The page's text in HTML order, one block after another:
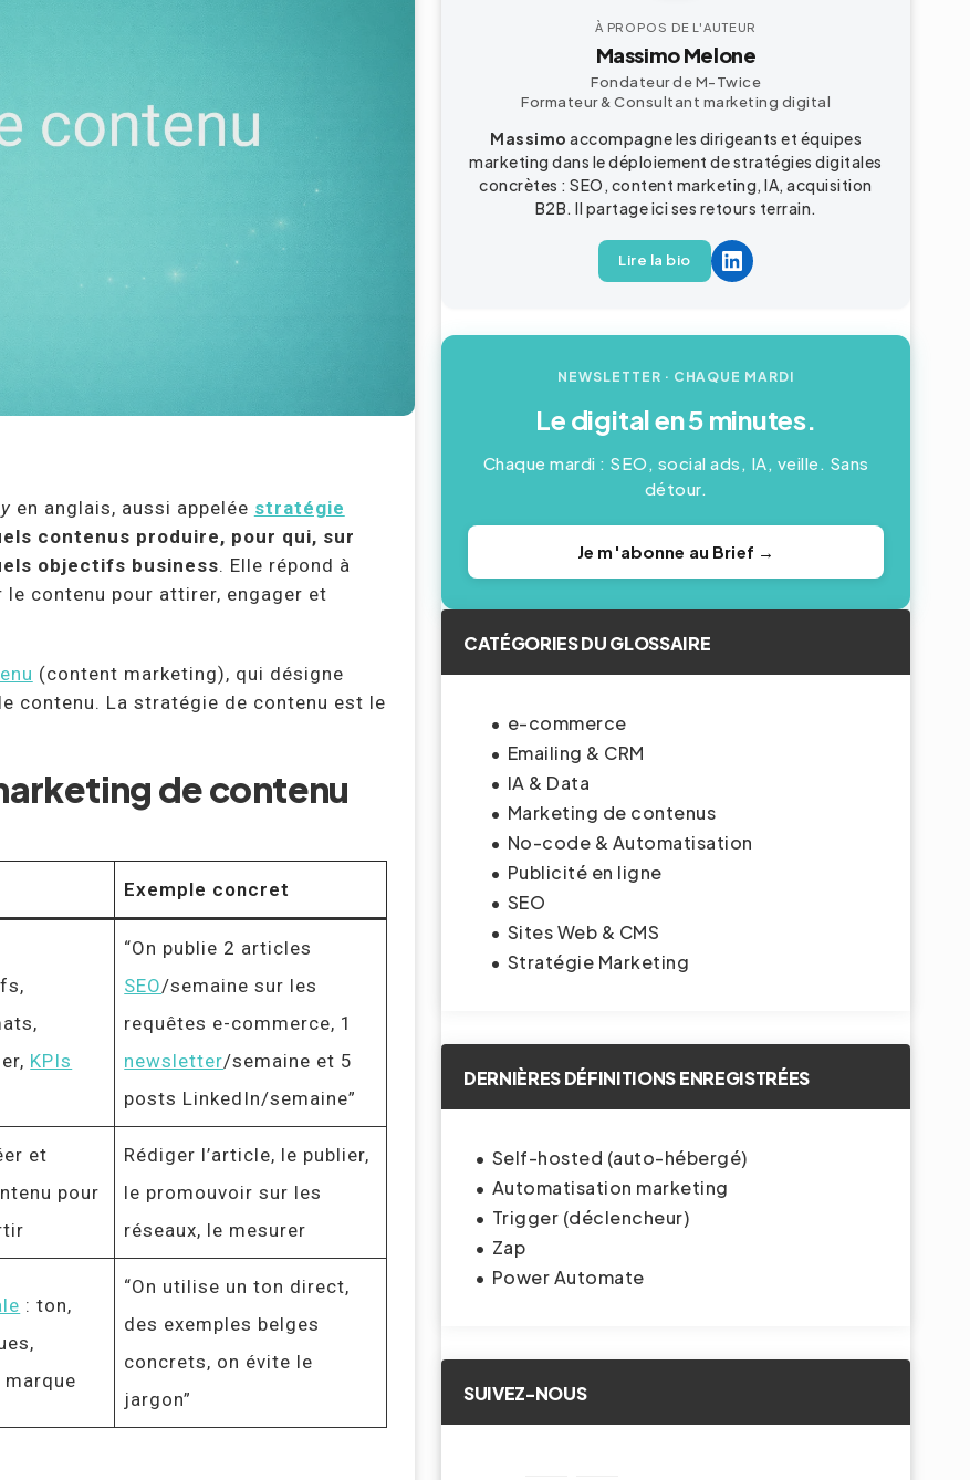
en anglais, aussi appelée stratégie
contenus produire, pour qui, sur
objectifs business. Elle répond à
contenu pour attirer, engager et
(content marketing), qui désigne
contenu. La stratégie de contenu est le
de contenu
Exemple concret
KPIs
“On publie 2 articles
SEO/semaine sur les
requêtes e-commerce, 1
newsletter/semaine et 5
posts LinkedIn/semaine”
et
pour
Rédiger l’article, le publier,
le promouvoir sur les
réseaux, le mesurer
: ton,
marque
“On utilise un ton direct,
des exemples belges
concrets, on évite le
jargon”
À PROPOS DE L'AUTEUR
Massimo Melone
Fondateur de M-Twice
Formateur & Consultant marketing digital
Massimo accompagne les dirigeants et équipes
marketing dans le déploiement de stratégies digitales
concrètes : SEO, content marketing, IA, acquisition
B2B. Il partage ici ses retours terrain.
Lire la bio
NEWSLETTER · CHAQUE MARDI
Le digital en 5 minutes.
Chaque mardi : SEO, social ads, IA, veille. Sans
détour.
Je m'abonne au Brief →
CATÉGORIES DU GLOSSAIRE
e-commerce
Emailing & CRM
IA & Data
Marketing de contenus
No-code & Automatisation
Publicité en ligne
SEO
Sites Web & CMS
Stratégie Marketing
DERNIÈRES DÉFINITIONS ENREGISTRÉES
Self-hosted (auto-hébergé)
Automatisation marketing
Trigger (déclencheur)
Zap
Power Automate
SUIVEZ-NOUS